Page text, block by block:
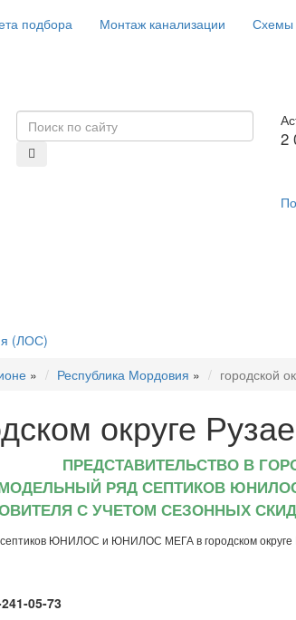
подбора Монтаж канализации Схемы
2
(ЛОС)
» Республика Мордовия » городской
округе
ПРЕДСТАВИТЕЛЬСТВО В
РЯД СЕПТИКОВ
С УЧЕТОМ СЕЗОННЫХ
ЮНИЛОС и ЮНИЛОС МЕГА в городском округе
05-73